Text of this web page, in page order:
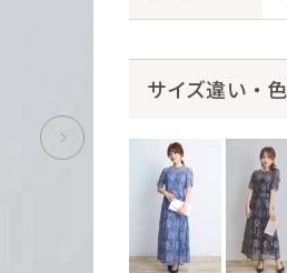
サイズ違い・